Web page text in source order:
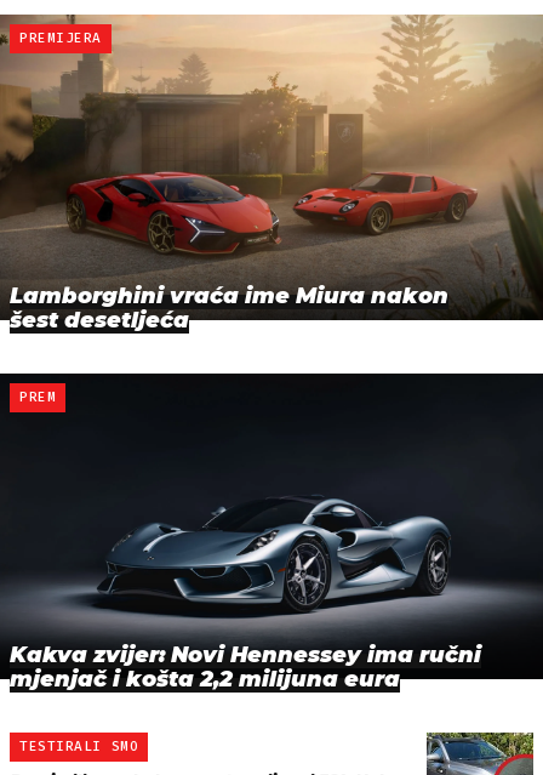
PREMIJERA
Lamborghini vraća ime Miura nakon
šest desetljeća
PREM
Kakva zvijer: Novi Hennessey ima ručni
mjenjač i košta 2,2 milijuna eura
TESTIRALI SMO